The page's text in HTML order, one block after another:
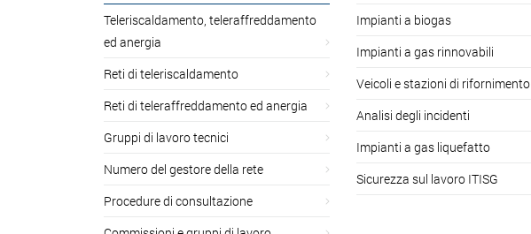
Teleriscaldamento, teleraffreddamento
ed anergia
Reti di teleriscaldamento
Reti di teleraffreddamento ed anergia
Gruppi di lavoro tecnici
Numero del gestore della rete
Procedure di consultazione
Impianti a biogas
Impianti a gas rinnovabili
Veicoli e stazioni di rifornimento
Analisi degli incidenti
Impianti a gas liquefatto
Sicurezza sul lavoro ITISG